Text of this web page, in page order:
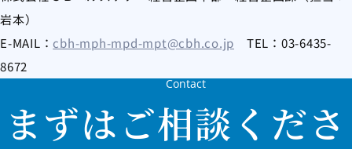
岩本）
E-MAIL： cbh-mph-mpd-mpt@cbh.co.jp TEL：03-6435-
8672
Contact
まずはご相談くださ